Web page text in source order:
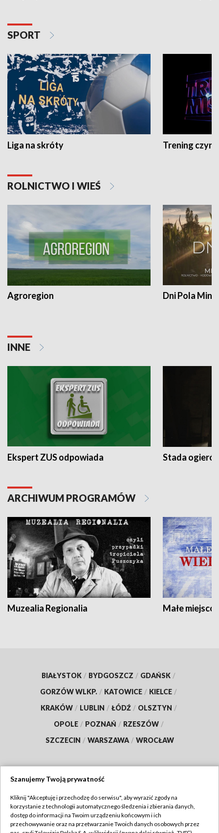
SPORT
Liga na skróty Trening czyni
ROLNICTWO I WIEŚ
Agroregion Dni Pola
INNE
Ekspert ZUS odpowiada Stada
ARCHIWUM PROGRAMÓW
Muzealia Regionalia Małe
BIAŁYSTOK / BYDGOSZCZ / GDAŃSK /
GORZÓW WLKP. / KATOWICE / KIELCE /
KRAKÓW / LUBLIN / ŁÓDŹ / OLSZTYN /
OPOLE / POZNAŃ / RZESZÓW /
SZCZECIN / WARSZAWA / WROCŁAW
TVP
Abonament TVP
Regulamin TVP
Szanujemy Twoją prywatność
Kliknij "Akceptuję i przechodzę do serwisu", aby wyrazić zgody na
korzystanie z technologii automatycznego śledzenia i zbierania danych,
dostęp do informacji na Twoim urządzeniu końcowym i ich
przechowywanie oraz na przetwarzanie Twoich danych osobowych przez